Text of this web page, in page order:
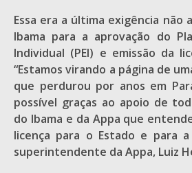
Essa era a última exigência não
Ibama para a aprovação do
Individual (PEI) e emissão da
“Estamos virando a página de
que perdurou por anos em
possível graças ao apoio de
do Ibama e da Appa que
licença para o Estado e para
superintendente da Appa, Luiz